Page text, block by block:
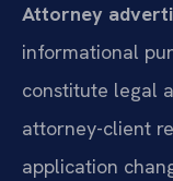
Attorney
informational
constitute legal
attorney-client
application